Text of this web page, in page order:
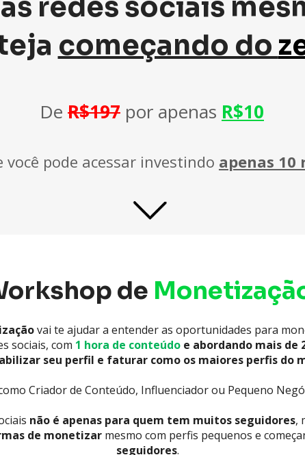
começando do
De R$197 por apenas R$10
você pode acessar investindo apenas 10
de
vai te ajudar a entender as oportunidades para
sociais, com 1 hora de conteúdo e abordando mais de
seu perfil e faturar como os maiores perfis do
Criador de Conteúdo, Influenciador ou Pequeno
não é apenas para quem tem muitos seguidores,
de monetizar mesmo com perfis pequenos e
seguidores.